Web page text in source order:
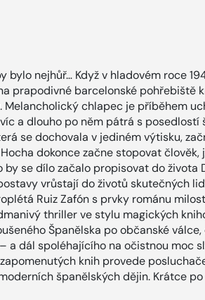
bylo nejhůř… Když v hladovém roce
prapodivné barcelonské pohřebiště
Melancholický chlapec je příběhem
a dlouho po něm pátrá s posedlostí
se dochovala v jediném výtisku,
dokonce začne stopovat
by se dílo začalo propisovat do života
vrůstají do životů skutečných
Ruiz Zafón s prvky románu
thriller ve stylu magických
Španělska po občanské
a dál spoléhajícího na očistnou moc
knih provede
španělských dějin. Krátce